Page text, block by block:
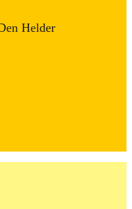
Helder